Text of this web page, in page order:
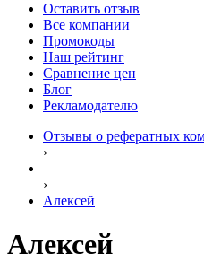
Оставить отзыв
Все компании
Промокоды
Наш рейтинг
Сравнение цен
Блог
Рекламодателю
Отзывы о рефератных
›
›
Алексей
Алексей